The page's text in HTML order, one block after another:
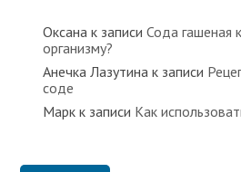
Оксана к записиСода гашеная
организму?
Анечка Лазутина к записи
соде
Марк к записи Как